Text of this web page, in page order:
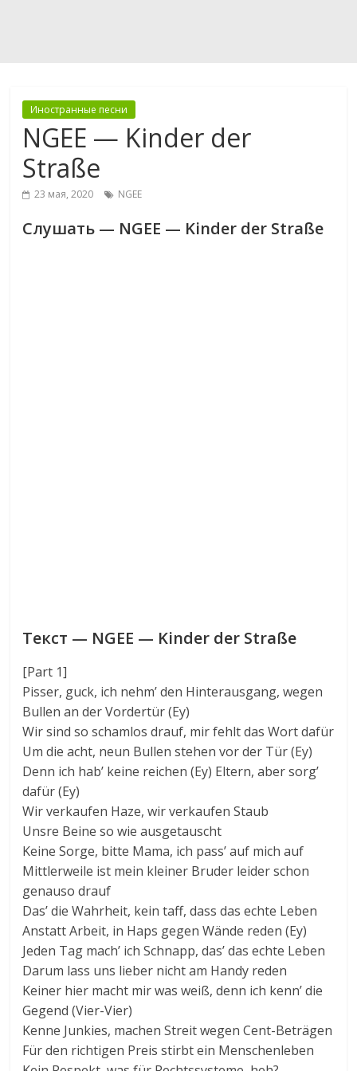
Иностранные песни
NGEE — Kinder der
Straße
23 мая, 2020 NGEE
Слушать — NGEE — Kinder der Straße
Текст — NGEE — Kinder der Straße
[Part 1]
Pisser, guck, ich nehm’ den Hinterausgang, wegen
Bullen an der Vordertür (Ey)
Wir sind so schamlos drauf, mir fehlt das Wort dafür
Um die acht, neun Bullen stehen vor der Tür (Ey)
Denn ich hab’ keine reichen (Ey) Eltern, aber sorg’
dafür (Ey)
Wir verkaufen Haze, wir verkaufen Staub
Unsre Beine so wie ausgetauscht
Keine Sorge, bitte Mama, ich pass’ auf mich auf
Mittlerweile ist mein kleiner Bruder leider schon
genauso drauf
Das’ die Wahrheit, kein taff, dass das echte Leben
Anstatt Arbeit, in Haps gegen Wände reden (Ey)
Jeden Tag mach’ ich Schnapp, das’ das echte Leben
Darum lass uns lieber nicht am Handy reden
Keiner hier macht mir was weiß, denn ich kenn’ die
Gegend (Vier-Vier)
Kenne Junkies, machen Streit wegen Cent-Beträgen
Für den richtigen Preis stirbt ein Menschenleben